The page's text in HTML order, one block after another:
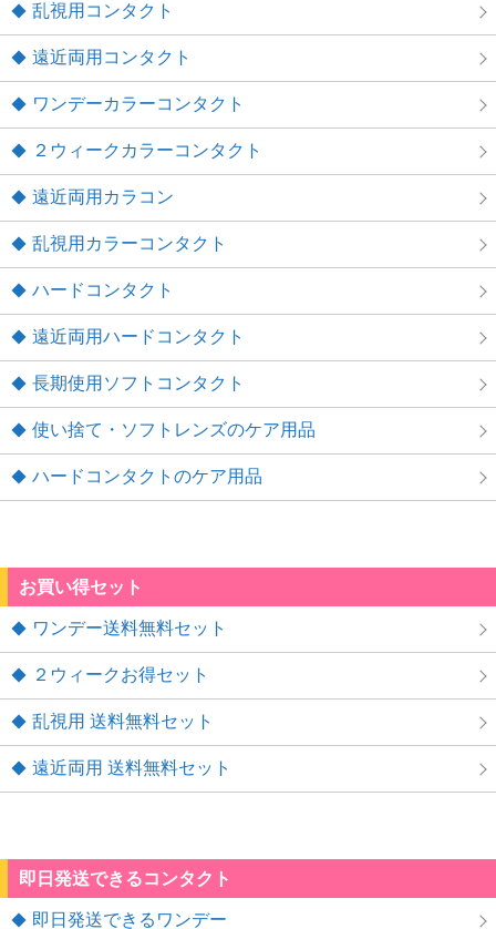
乱視用コンタクト
遠近両用コンタクト
ワンデーカラーコンタクト
２ウィークカラーコンタクト
遠近両用カラコン
乱視用カラーコンタクト
ハードコンタクト
遠近両用ハードコンタクト
長期使用ソフトコンタクト
使い捨て・ソフトレンズのケア用品
ハードコンタクトのケア用品
お買い得セット
ワンデー送料無料セット
２ウィークお得セット
乱視用 送料無料セット
遠近両用 送料無料セット
即日発送できるコンタクト
即日発送できるワンデー